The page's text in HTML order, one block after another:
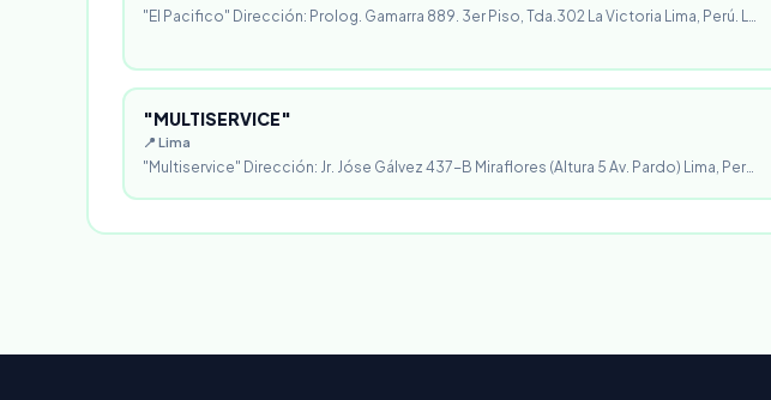
"El Pacifico" Dirección: Prolog. Gamarra 889. 3er Piso, Tda.302 La Victoria Lima, Perú. L…
"MULTISERVICE"
📍 Lima
"Multiservice" Dirección: Jr. Jóse Gálvez 437-B Miraflores (Altura 5 Av. Pardo) Lima, Per…